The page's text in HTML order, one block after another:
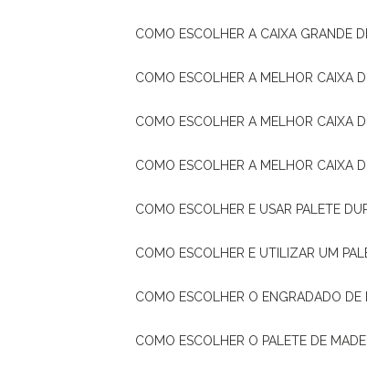
COMO ESCOLHER A CAIXA GRANDE
COMO ESCOLHER A MELHOR CAIXA
COMO ESCOLHER A MELHOR CAIXA
COMO ESCOLHER A MELHOR CAIXA
COMO ESCOLHER E USAR PALETE
COMO ESCOLHER E UTILIZAR UM
COMO ESCOLHER O ENGRADADO
COMO ESCOLHER O PALETE DE